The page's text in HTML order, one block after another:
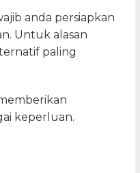
anda persiapkan
Untuk alasan
paling
keperluan.